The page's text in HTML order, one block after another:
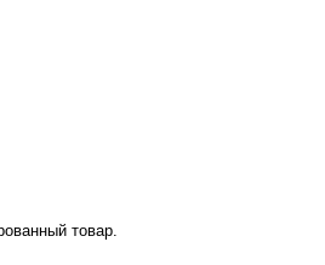
товар.